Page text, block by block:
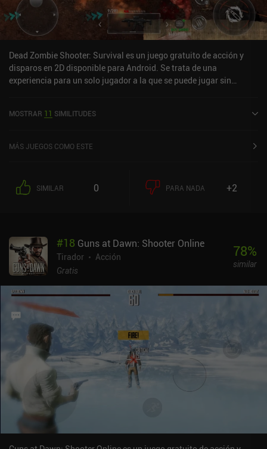
Dead Zombie Shooter: Survival es un juego gratuito de acción y
disparos en 2D disponible para Android. Se trata de una
experiencia para un solo jugador a la que se puede jugar sin
valoración de 3,9 sobre 5,0 en Google Play.
MOSTRAR 11 SIMILITUDES
MÁS JUEGOS COMO ESTE
SIMILAR 0 PARA NADA +2
#18 Guns at Dawn: Shooter Online
Tirador
Acción
Gratis
78%
similar